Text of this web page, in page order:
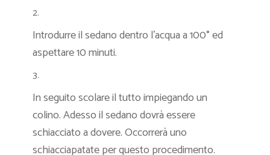
Introdurre il sedano dentro l’acqua a 100° ed
aspettare 10 minuti.
In seguito scolare il tutto impiegando un
colino. Adesso il sedano dovrà essere
schiacciato a dovere. Occorrerà uno
schiacciapatate per questo procedimento.